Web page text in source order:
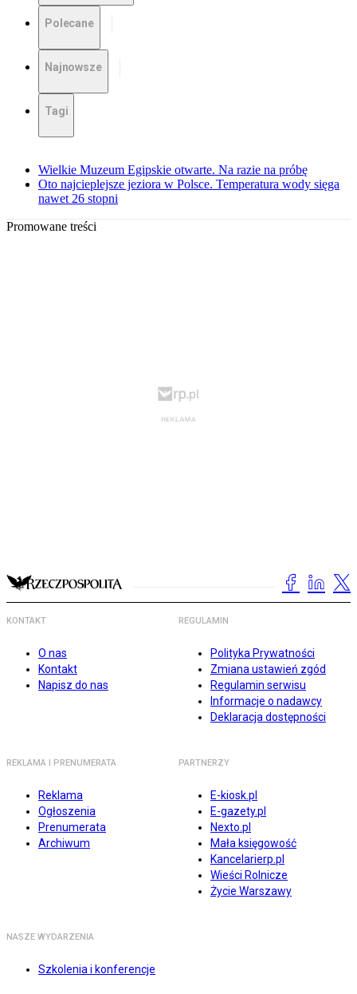
Polecane
Najnowsze
Tagi
Wielkie Muzeum Egipskie otwarte. Na razie na próbę
Oto najcieplejsze jeziora w Polsce. Temperatura wody sięga
nawet 26 stopni
Promowane treści
KONTAKT
O nas
Kontakt
Napisz do nas
REGULAMIN
Polityka Prywatności
Zmiana ustawień zgód
Regulamin serwisu
Informacje o nadawcy
Deklaracja dostępności
REKLAMA I PRENUMERATA
Reklama
Ogłoszenia
Prenumerata
Archiwum
PARTNERZY
E-kiosk.pl
E-gazety.pl
Nexto.pl
Mała księgowość
Kancelarierp.pl
Wieści Rolnicze
Życie Warszawy
NASZE WYDARZENIA
Szkolenia i konferencje